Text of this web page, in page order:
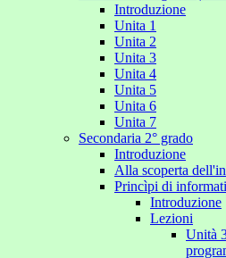
Introduzione
Unita 1
Unita 2
Unita 3
Unita 4
Unita 5
Unita 6
Unita 7
Secondaria 2° grado
Introduzione
Alla scoperta
Princìpi di
Introduzione
Lezioni
Unità